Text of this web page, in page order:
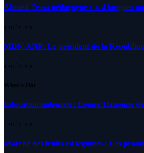
Ahmed Tessa pédagogue : » 4 langues
4 AOÛT 2026
MDN-ANP: Le président de la
4 AOÛT 2026
What's Hot
Education nationale : Louisa Hanoune
7 AOÛT 2026
Marché des fruits est légumes : Les